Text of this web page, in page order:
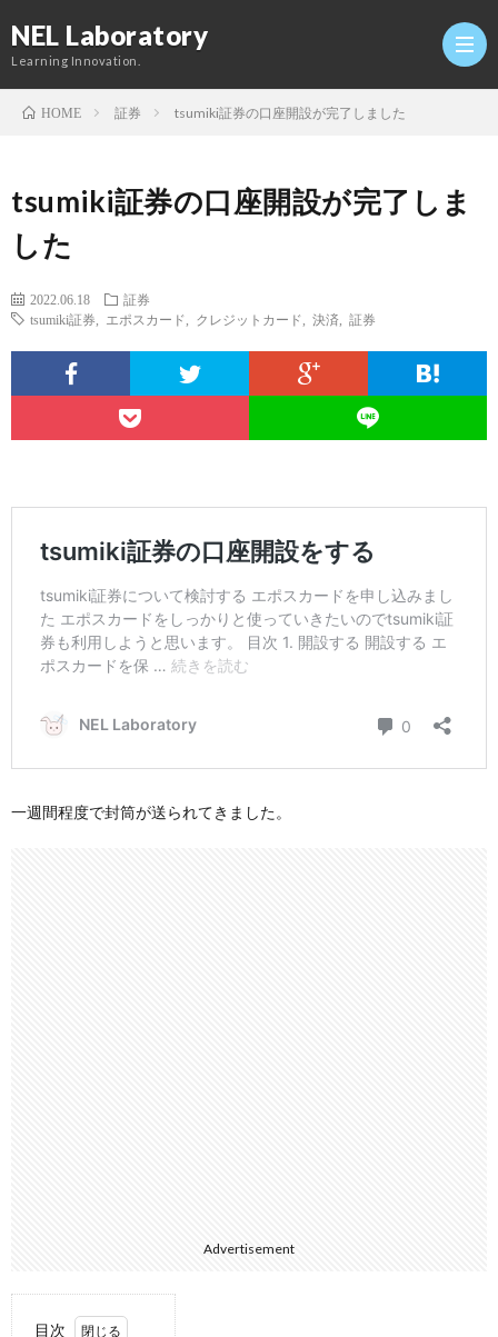
NEL Laboratory
Learning Innovation.
HOME 証券 tsumiki証券の口座開設が完了しました
tsumiki証券の口座開設が完了しま
した
2022.06.18
証券
tsumiki証券
エポスカード クレジットカード 決済 証券
一週間程度で封筒が送られてきました。
Advertisement
目次